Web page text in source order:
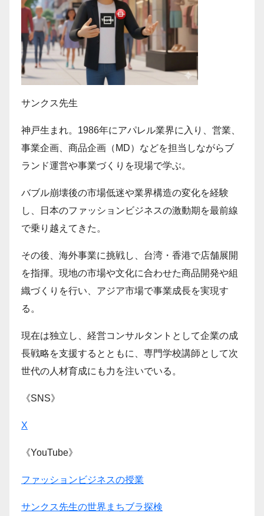
サンクス先生
神戸生まれ。1986年にアパレル業界に入り、営業、
事業企画、商品企画（MD）などを担当しながらブ
ランド運営や事業づくりを現場で学ぶ。
バブル崩壊後の市場低迷や業界構造の変化を経験
し、日本のファッションビジネスの激動期を最前線
で乗り越えてきた。
その後、海外事業に挑戦し、台湾・香港で店舗展開
を指揮。現地の市場や文化に合わせた商品開発や組
織づくりを行い、アジア市場で事業成長を実現す
る。
現在は独立し、経営コンサルタントとして企業の成
長戦略を支援するとともに、専門学校講師として次
世代の人材育成にも力を注いでいる。
《SNS》
X
《YouTube》
ファッションビジネスの授業
サンクス先生の世界まちブラ探検